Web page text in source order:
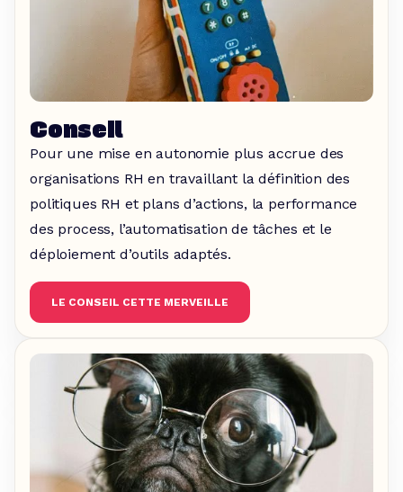
Conseil
Pour une mise en autonomie plus accrue des
organisations RH en travaillant la définition des
politiques RH et plans d’actions, la performance
des process, l’automatisation de tâches et le
déploiement d’outils adaptés.
LE CONSEIL CETTE MERVEILLE